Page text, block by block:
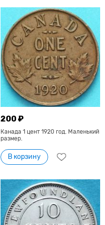
200 ₽
Канада 1 цент 1920 год. Маленький
размер.
В корзину